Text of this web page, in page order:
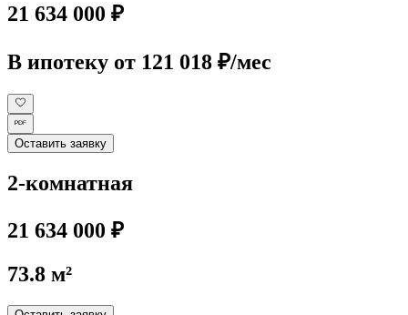
21 634 000 ₽
В ипотеку от 121 018 ₽/мес
Оставить заявку
2-комнатная
21 634 000 ₽
73.8 м²